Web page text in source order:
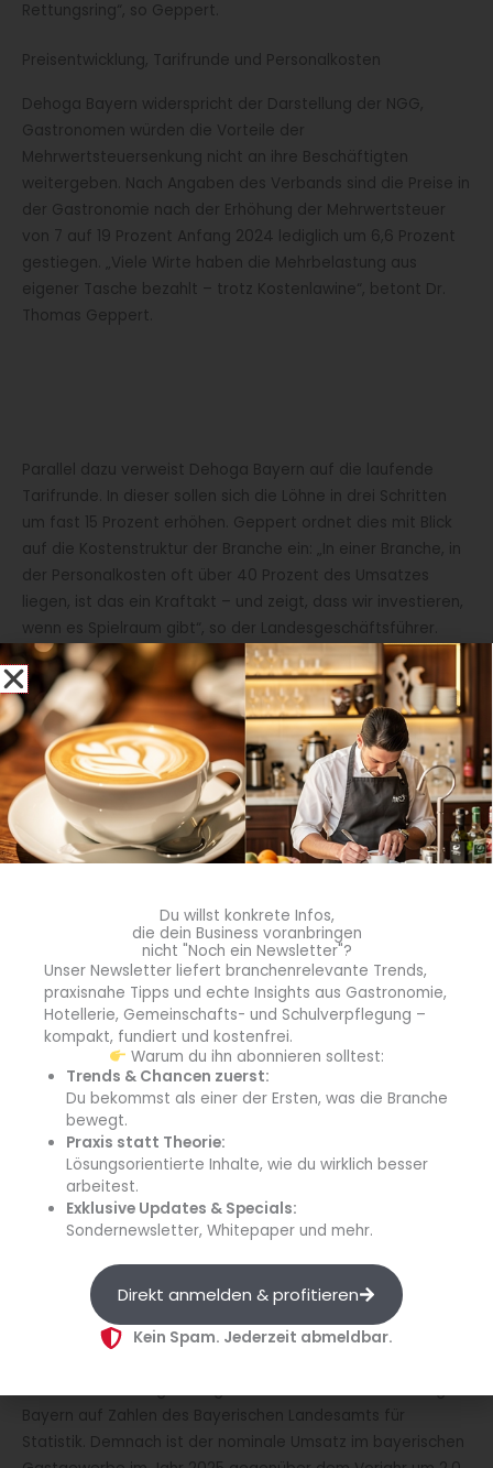
Rettungsring“, so Geppert.
Preisentwicklung, Tarifrunde und Personalkosten
Dehoga Bayern widerspricht der Darstellung der NGG,
Gastronomen würden die Vorteile der
Mehrwertsteuersenkung nicht an ihre Beschäftigten
weitergeben. Nach Angaben des Verbands sind die Preise in
der Gastronomie nach der Erhöhung der Mehrwertsteuer
von 7 auf 19 Prozent Anfang 2024 lediglich um 6,6 Prozent
gestiegen. „Viele Wirte haben die Mehrbelastung aus
eigener Tasche bezahlt – trotz Kostenlawine“, betont Dr.
Thomas Geppert.
Parallel dazu verweist Dehoga Bayern auf die laufende
Tarifrunde. In dieser sollen sich die Löhne in drei Schritten
um fast 15 Prozent erhöhen. Geppert ordnet dies mit Blick
auf die Kostenstruktur der Branche ein: „In einer Branche, in
der Personalkosten oft über 40 Prozent des Umsatzes
liegen, ist das ein Kraftakt – und zeigt, dass wir investieren,
wenn es Spielraum gibt“, so der Landesgeschäftsführer.
Umfrageergebnisse: Lohnsteigerungen als wichtigste
Maßnahme
Nach einer aktuellen Umfrage von Dehoga Bayern stehen
Lohnsteigerungen an erster Stelle der Reaktionen auf die
Absenkung der Mehrwertsteuer auf Speisen auf 7 Prozent.
Demnach wollen 62,9 Prozent der befragten Wirte die
Bezahlung der Mitarbeiter verbessern, weitere 8,4 Prozent
Dr. Thomas Geppert stellt diese Ergebnisse in einen
strategischen Zusammenhang: „Wir wollen Gäste
zurückgewinnen, Arbeitsplätze sichern und das
Wirtshaussterben stoppen“, betont er. Besonders stark von
den wirtschaftlichen Belastungen betroffen seien kleinere
Betriebe. Nach Angaben des Verbands haben 80 Prozent
der bayerischen Gastrobetriebe weniger als zehn
Beschäftigte. „Das sind Familienunternehmen. Wer sie
schwächt, gefährdet regionale Arbeitsplätze und unsere
Wirtshauskultur“, warnt Geppert. Er verbindet dies mit
einem Appell: „Nur wenn die Betriebe überleben, gibt es
auch in Zukunft faire Löhne, Vielfalt und Gastfreundschaft in
Statistische Entwicklung im bayerischen Gastgewerbe
Bayern auf Zahlen des Bayerischen Landesamts für
Statistik. Demnach ist der nominale Umsatz im bayerischen
Du willst konkrete Infos,
die dein Business voranbringen
nicht "Noch ein Newsletter"?
Unser Newsletter liefert branchenrelevante Trends,
praxisnahe Tipps und echte Insights aus Gastronomie,
Hotellerie, Gemeinschafts- und Schulverpflegung –
kompakt, fundiert und kostenfrei.
Warum du ihn abonnieren solltest:
Trends & Chancen zuerst:
Du bekommst als einer der Ersten, was die Branche
bewegt.
Praxis statt Theorie:
Lösungsorientierte Inhalte, wie du wirklich besser
arbeitest.
Exklusive Updates & Specials:
Sondernewsletter, Whitepaper und mehr.
Direkt anmelden & profitieren
Kein Spam. Jederzeit abmeldbar.